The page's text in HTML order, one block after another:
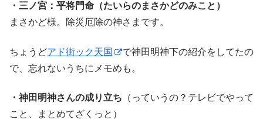
・三ノ宮：平将門命（たいらのまさかどのみこと）
まさかど様。除災厄除の神さまです。
ちょうどアド街ック天国
で神田明神下の紹介をしてたの
で、忘れないうちにメモめも。
・神田明神さんの成り立ち （っていうの？テレビでやって
こと、まとめてざくっと）